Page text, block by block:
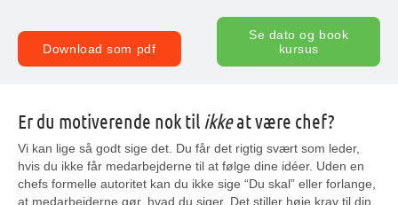
Download som pdf
Se dato og book
kursus
Er du motiverende nok til ikkeat være chef?
Vi kan lige så godt sige det. Du får det rigtig svært som leder,
hvis du ikke får medarbejderne til at følge dine idéer. Uden en
chefs formelle autoritet kan du ikke sige “Du skal” eller forlange,
at medarbejderne gør, hvad du siger. Det stiller høje krav til din